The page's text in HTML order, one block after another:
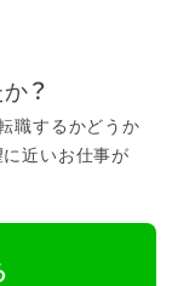
？
職するかどうか
近いお仕事が